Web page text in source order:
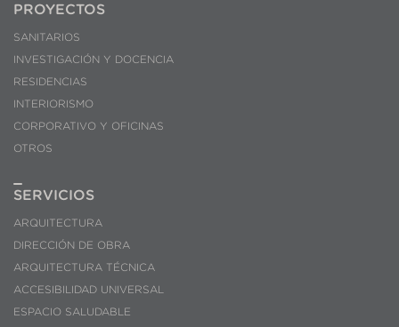
PROYECTOS
SANITARIOS
INVESTIGACIÓN Y DOCENCIA
RESIDENCIAS
INTERIORISMO
CORPORATIVO Y OFICINAS
OTROS
SERVICIOS
ARQUITECTURA
DIRECCIÓN DE OBRA
ARQUITECTURA TÉCNICA
ACCESIBILIDAD UNIVERSAL
ESPACIO SALUDABLE